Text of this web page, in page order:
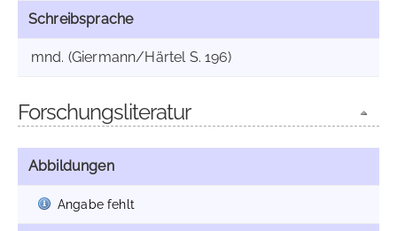
Schreibsprache
mnd. (Giermann/Härtel S. 196)
Forschungsliteratur
Abbildungen
Angabe fehlt